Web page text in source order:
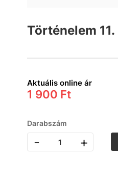
Történelem 11.
Aktuális online ár
1 900 Ft
Darabszám
- +